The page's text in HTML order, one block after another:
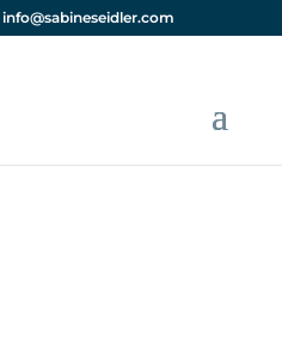
info@sabineseidler.com